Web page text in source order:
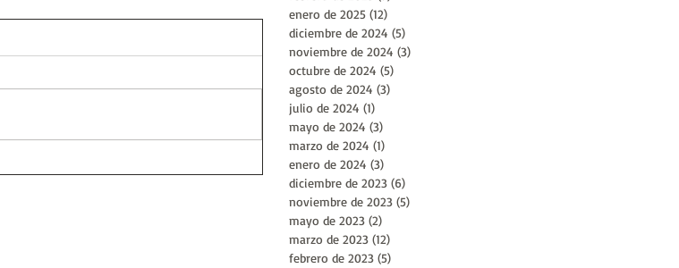
enero de 2025 (12)
diciembre de 2024 (5)
noviembre de 2024 (3)
octubre de 2024 (5)
agosto de 2024 (3)
julio de 2024 (1)
mayo de 2024 (3)
marzo de 2024 (1)
enero de 2024 (3)
diciembre de 2023 (6)
noviembre de 2023 (5)
mayo de 2023 (2)
marzo de 2023 (12)
febrero de 2023 (5)